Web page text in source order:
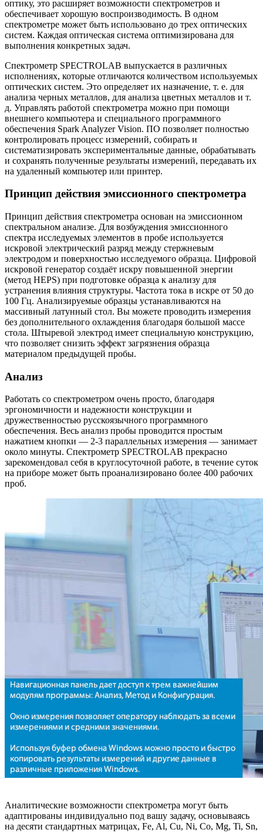
оптику, это расширяет возможности спектрометров и
обеспечивает хорошую воспроизводимость. В одном
спектрометре может быть использовано до трех оптических
систем. Каждая оптическая система оптимизирована для
выполнения конкретных задач.
Спектрометр SPECTROLAB выпускается в различных
исполнениях, которые отличаются количеством используемых
оптических систем. Это определяет их назначение, т. е. для
анализа черных металлов, для анализа цветных металлов и т.
д. Управлять работой спектрометра можно при помощи
внешнего компьютера и специального программного
обеспечения Spark Analyzer Vision. ПО позволяет полностью
контролировать процесс измерений, собирать и
систематизировать экспериментальные данные, обрабатывать
и сохранять полученные результаты измерений, передавать их
на удаленный компьютер или принтер.
Принцип действия эмиссионного спектрометра
Принцип действия спектрометра основан на эмиссионном
спектральном анализе. Для возбуждения эмиссионного
спектра исследуемых элементов в пробе используется
искровой электрический разряд между стержневым
электродом и поверхностью исследуемого образца. Цифровой
искровой генератор создаёт искру повышенной энергии
(метод HEPS) при подготовке образца к анализу для
устранения влияния структуры. Частота тока в искре от 50 до
100 Гц. Анализируемые образцы устанавливаются на
массивный латунный стол. Вы можете проводить измерения
без дополнительного охлаждения благодаря большой массе
стола. Штыревой электрод имеет специальную конструкцию,
что позволяет снизить эффект загрязнения образца
материалом предыдущей пробы.
Анализ
Работать со спектрометром очень просто, благодаря
эргономичности и надежности конструкции и
дружественностью русскоязычного программного
обеспечения. Весь анализ пробы проводится простым
нажатием кнопки — 2-3 параллельных измерения — занимает
около минуты. Спектрометр SPECTROLAB прекрасно
зарекомендовал себя в круглосуточной работе, в течение суток
на приборе может быть проанализировано более 400 рабочих
проб.
Аналитические возможности спектрометра могут быть
адаптированы индивидуально под вашу задачу, основываясь
на десяти стандартных матрицах, Fe, Al, Cu, Ni, Co, Mg, Ti, Sn,